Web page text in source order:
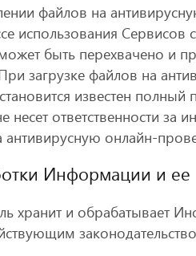
файлов на
использования
быть перехвачено и
загрузке файлов на
известен
несет ответственности
антивирусную онлайн-
Информации и
хранит и обрабатывает